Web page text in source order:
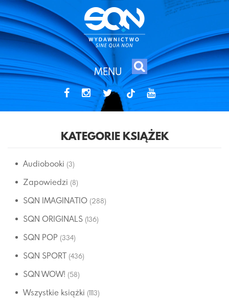
MENU
tiktok
KATEGORIE KSIĄŻEK
Audiobooki (3)
Zapowiedzi (8)
SQN IMAGINATIO (288)
SQN ORIGINALS (136)
SQN POP (334)
SQN SPORT (436)
SQN WOW! (58)
Wszystkie książki (1113)